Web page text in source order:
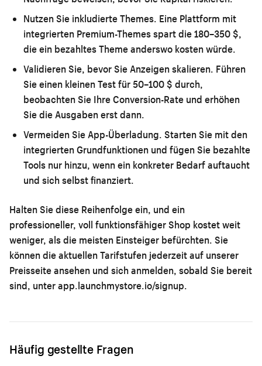
Nutzen Sie inkludierte Themes. Eine Plattform mit
integrierten Premium-Themes spart die 180–350 $,
die ein bezahltes Theme anderswo kosten würde.
Validieren Sie, bevor Sie Anzeigen skalieren. Führen
Sie einen kleinen Test für 50–100 $ durch,
beobachten Sie Ihre Conversion-Rate und erhöhen
Sie die Ausgaben erst dann.
Vermeiden Sie App-Überladung. Starten Sie mit den
integrierten Grundfunktionen und fügen Sie bezahlte
Tools nur hinzu, wenn ein konkreter Bedarf auftaucht
und sich selbst finanziert.
Halten Sie diese Reihenfolge ein, und ein
professioneller, voll funktionsfähiger Shop kostet weit
weniger, als die meisten Einsteiger befürchten. Sie
können die aktuellen Tarifstufen jederzeit auf unserer
Preisseiteansehen und sich anmelden, sobald Sie bereit
sind, unterapp.launchmystore.io/signup.
Häufig gestellte Fragen